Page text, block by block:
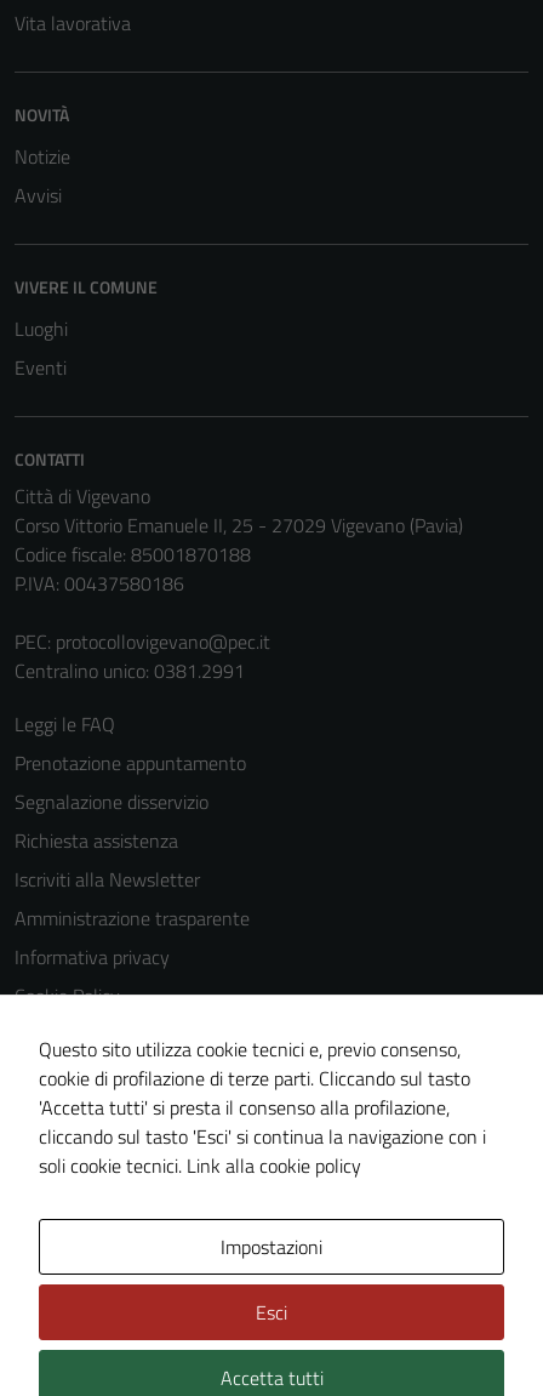
Vita lavorativa
NOVITÀ
Notizie
Avvisi
VIVERE IL COMUNE
Luoghi
Eventi
CONTATTI
Città di Vigevano
Corso Vittorio Emanuele II, 25 - 27029 Vigevano (Pavia)
Codice fiscale: 85001870188
P.IVA: 00437580186
PEC: protocollovigevano@pec.it
Centralino unico: 0381.2991
Leggi le FAQ
Prenotazione appuntamento
Segnalazione disservizio
Richiesta assistenza
Iscriviti alla Newsletter
Amministrazione trasparente
Informativa privacy
Cookie Policy
Media policy
Note legali
Dichiarazione di accessibilità
Piano di miglioramento del sito
Technical Design s.r.l.
Questo sito utilizza cookie tecnici e, previo consenso,
cookie di profilazione di terze parti. Cliccando sul tasto
'Accetta tutti' si presta il consenso alla profilazione,
cliccando sul tasto 'Esci' si continua la navigazione con i
soli cookie tecnici. Link alla cookie policy
Impostazioni
Esci
Accetta tutti
Tecnici